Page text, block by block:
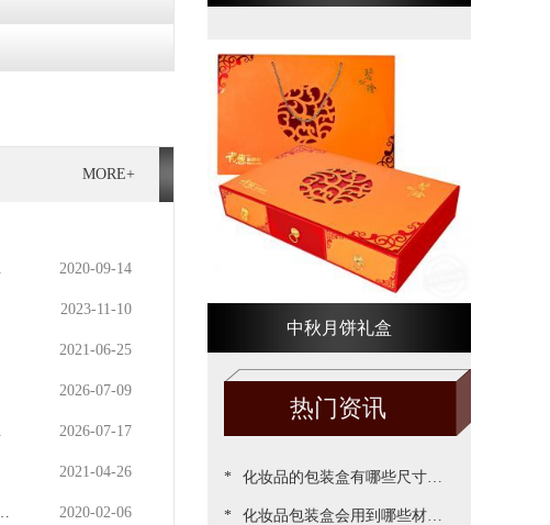
MORE+
2020-09-14
2023-11-10
2021-06-25
2026-07-09
2026-07-17
2021-04-26
2020-02-06
中秋月饼礼盒
热门资讯
* 化妆品的包装盒有哪些尺寸，
包装尺寸需要怎么设定呢[吉彩
* 化妆品包装盒会用到哪些材